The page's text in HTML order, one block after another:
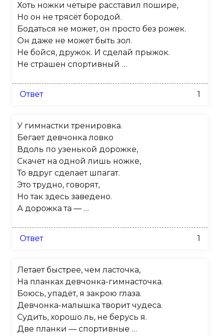
Хоть ножки четыре расставил пошире,
Но он не трясёт бородой.
Бодаться не может, он просто без рожек.
Он даже не может быть зол.
Не бойся, дружок. И сделай прыжок.
Не страшен спортивный …
Ответ 1
У гимнастки тренировка.
Бегает девчонка ловко
Вдоль по узенькой дорожке,
Скачет на одной лишь ножке,
То вдруг сделает шпагат.
Это трудно, говорят,
Но так здесь заведено.
А дорожка та — …
Ответ 1
Летает быстрее, чем ласточка,
На планках девчонка-гимнасточка.
Боюсь, упадёт, я закрою глаза.
Девчонка-малышка творит чудеса.
Судить, хорошо ль, не берусь я.
Две планки — спортивные …